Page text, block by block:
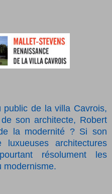
public de la villa Cavrois,
son architecte, Robert
la modernité ? Si son
architectures
résolument les
modernisme.